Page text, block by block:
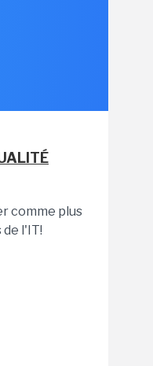
comme plus
l'IT!